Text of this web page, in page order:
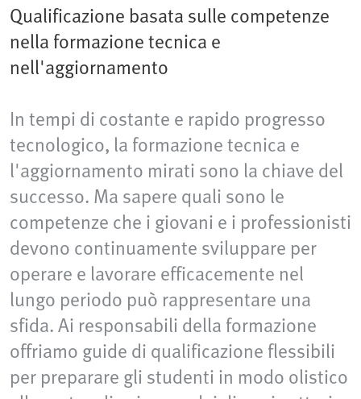
Qualificazione basata sulle competenze
nella formazione tecnica e
nell'aggiornamento
In tempi di costante e rapido progresso
tecnologico, la formazione tecnica e
l'aggiornamento mirati sono la chiave del
successo. Ma sapere quali sono le
competenze che i giovani e i professionisti
devono continuamente sviluppare per
operare e lavorare efficacemente nel
lungo periodo può rappresentare una
sfida. Ai responsabili della formazione
offriamo guide di qualificazione flessibili
per preparare gli studenti in modo olistico